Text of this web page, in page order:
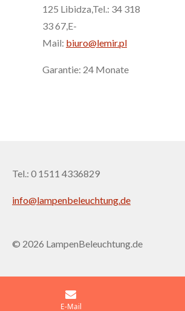
125 Libidza,Tel.: 34 318
33 67,E-
Mail: biuro@lemir.pl
Garantie: 24 Monate
Tel.: 0 1511 4336829
info@lampenbeleuchtung.de
© 2026 LampenBeleuchtung.de
E-Mail